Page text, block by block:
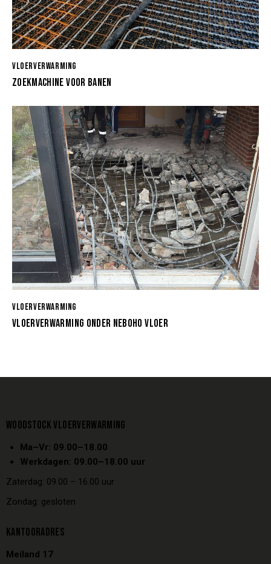
VLOERVERWARMING
ZOEKMACHINE VOOR BANEN
VLOERVERWARMING
VLOERVERWARMING ONDER NEBOHO VLOER
WOODSTOCK VLOERVERWARMING
Ma–Vr: 09.00–18.00
Werkdagen: 09.00–18.00 uur
Zaterdag: 09.00 – 16.00 uur
Zondag: gesloten
KANTOORADRES
Meiland 17